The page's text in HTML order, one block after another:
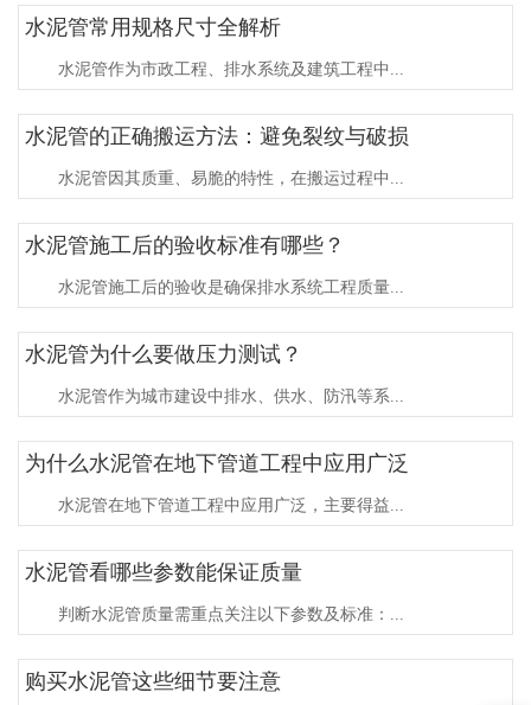
水泥管常用规格尺寸全解析
水泥管作为市政工程、排水系统及建筑工程中...
水泥管的正确搬运方法：避免裂纹与破损
水泥管因其质重、易脆的特性，在搬运过程中...
水泥管施工后的验收标准有哪些？
水泥管施工后的验收是确保排水系统工程质量...
水泥管为什么要做压力测试？
水泥管作为城市建设中排水、供水、防汛等系...
为什么水泥管在地下管道工程中应用广泛
水泥管在地下管道工程中应用广泛，主要得益...
水泥管看哪些参数能保证质量
判断水泥管质量需重点关注以下参数及标准：...
购买水泥管这些细节要注意